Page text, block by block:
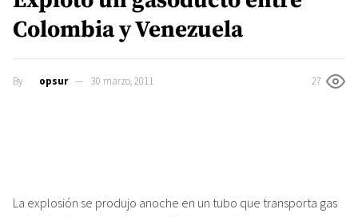
Colombia y Venezuela
By opsur 30 marzo, 2011 27
La explosión se produjo anoche en un tubo que transporta gas